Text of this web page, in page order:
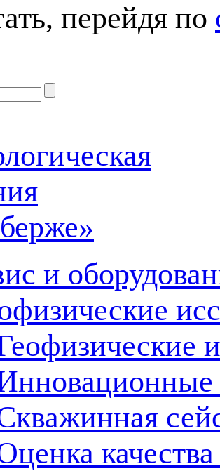
перейдя по
и